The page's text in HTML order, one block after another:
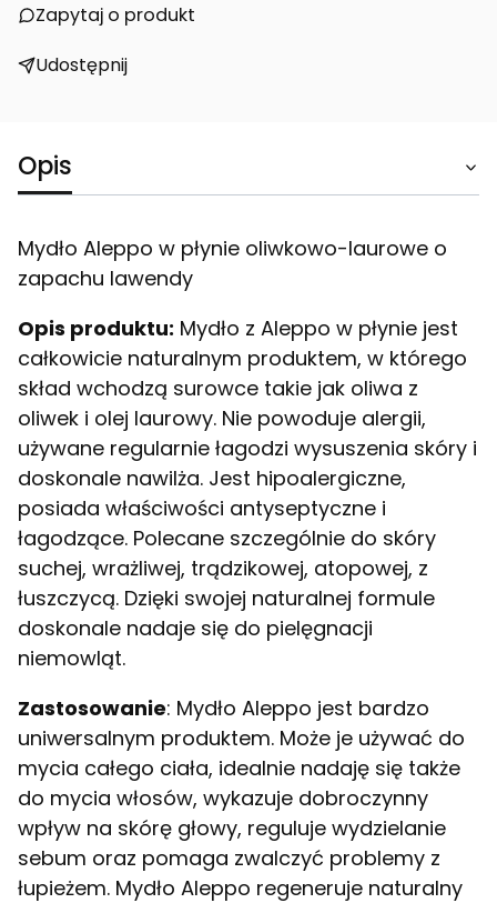
Zapytaj o produkt
Udostępnij
Opis
Mydło Aleppo w płynie oliwkowo-laurowe o
zapachu lawendy
Opis produktu: Mydło z Aleppo w płynie jest
całkowicie naturalnym produktem, w którego
skład wchodzą surowce takie jak oliwa z
oliwek i olej laurowy. Nie powoduje alergii,
używane regularnie łagodzi wysuszenia skóry i
doskonale nawilża. Jest hipoalergiczne,
posiada właściwości antyseptyczne i
łagodzące. Polecane szczególnie do skóry
suchej, wrażliwej, trądzikowej, atopowej, z
łuszczycą. Dzięki swojej naturalnej formule
doskonale nadaje się do pielęgnacji
niemowląt.
Zastosowanie: Mydło Aleppo jest bardzo
uniwersalnym produktem. Może je używać do
mycia całego ciała, idealnie nadaję się także
do mycia włosów, wykazuje dobroczynny
wpływ na skórę głowy, reguluje wydzielanie
sebum oraz pomaga zwalczyć problemy z
łupieżem. Mydło Aleppo regeneruje naturalny